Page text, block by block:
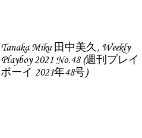
Tanaka Miku 田中美久, Weekly
Playboy 2021 No.48 (週刊プレイ
ボーイ 2021年48号)